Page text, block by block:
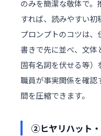
のみを簡潔な敬体で。
すれば、読みやすい初
プロンプトのコツは
書きで先に並べ、文体
固有名詞を伏せる等）
職員が事実関係を確認
間を圧縮できます。
②ヒヤリハット